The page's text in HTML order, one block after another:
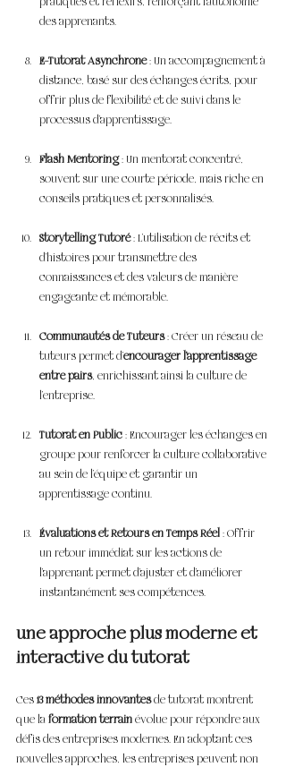
pratiques et réflexifs, renforçant l’autonomie
des apprenants.
E-Tutorat Asynchrone : Un accompagnement à
distance, basé sur des échanges écrits, pour
offrir plus de flexibilité et de suivi dans le
processus d’apprentissage.
Flash Mentoring : Un mentorat concentré,
souvent sur une courte période, mais riche en
conseils pratiques et personnalisés.
Storytelling Tutoré : L’utilisation de récits et
d’histoires pour transmettre des
connaissances et des valeurs de manière
engageante et mémorable.
Communautés de Tuteurs : Créer un réseau de
tuteurs permet d’encourager l’apprentissage
entre pairs, enrichissant ainsi la culture de
l’entreprise.
Tutorat en Public : Encourager les échanges en
groupe pour renforcer la culture collaborative
au sein de l’équipe et garantir un
apprentissage continu.
Évaluations et Retours en Temps Réel : Offrir
un retour immédiat sur les actions de
l’apprenant permet d’ajuster et d’améliorer
instantanément ses compétences.
une approche plus moderne et
interactive du tutorat
Ces 13 méthodes innovantes de tutorat montrent
que la formation terrain évolue pour répondre aux
défis des entreprises modernes. En adoptant ces
nouvelles approches, les entreprises peuvent non